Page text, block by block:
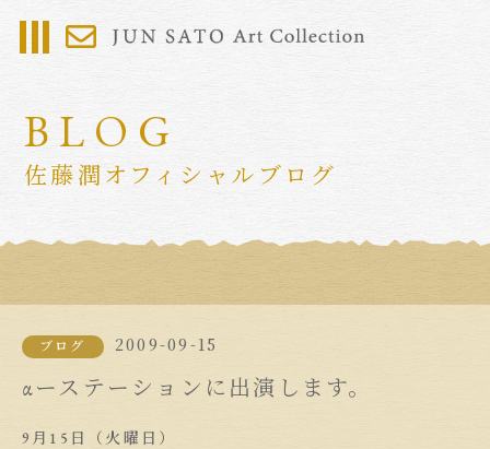
BLOG
佐藤潤オフィシャルブログ
ブログ 2009-09-15
αーステーションに出演します。
9月15日（火曜日）